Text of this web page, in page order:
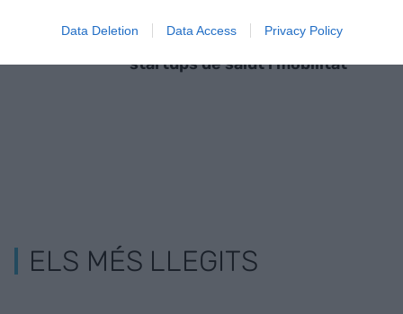
Data Deletion Data Access Privacy Policy
startups de 5G
5G Barcelona s'alia amb els
Països Baixos per impulsar
startups de salut i mobilitat
ELS MÉS LLEGITS